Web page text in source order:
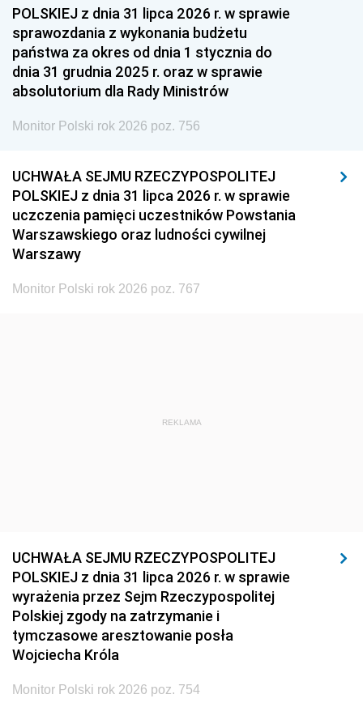
1951 1950
1948 1947 1946
1939 1938
POLSKIEJ z dnia 31 lipca 2026 r. w sprawie
sprawozdania z wykonania budżetu
państwa za okres od dnia 1 stycznia do
dnia 31 grudnia 2025 r. oraz w sprawie
absolutorium dla Rady Ministrów
Monitor Polski rok 2026 poz. 756
UCHWAŁA SEJMU RZECZYPOSPOLITEJ
POLSKIEJ z dnia 31 lipca 2026 r. w sprawie
uczczenia pamięci uczestników Powstania
Warszawskiego oraz ludności cywilnej
Warszawy
Monitor Polski rok 2026 poz. 767
REKLAMA
UCHWAŁA SEJMU RZECZYPOSPOLITEJ
POLSKIEJ z dnia 31 lipca 2026 r. w sprawie
wyrażenia przez Sejm Rzeczypospolitej
Polskiej zgody na zatrzymanie i
tymczasowe aresztowanie posła
Wojciecha Króla
Monitor Polski rok 2026 poz. 754